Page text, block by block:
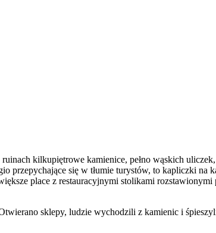
kilkupiętrowe kamienice, pełno wąskich
przepychające się w tłumie turystów, to kapliczki
place z restauracyjnymi stolikami
sklepy, ludzie wychodzili z kamienic i